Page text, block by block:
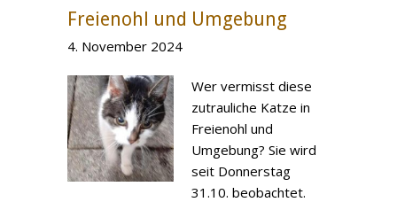
Freienohl und Umgebung
4. November 2024
Wer vermisst diese
zutrauliche Katze in
Freienohl und
Umgebung? Sie wird
seit Donnerstag
31.10. beobachtet.